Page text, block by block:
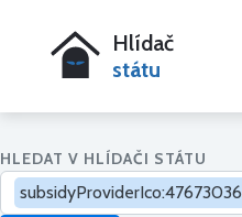
Hlídač
státu
HLEDAT V HLÍDAČI STÁTU
subsidyProviderIco:47673036